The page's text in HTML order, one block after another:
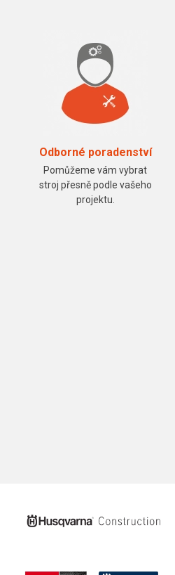
Odborné poradenství
Pomůžeme vám vybrat
stroj přesně podle vašeho
projektu.